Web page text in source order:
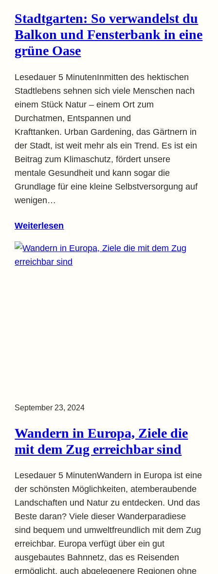
Stadtgarten: So verwandelst du
Balkon und Fensterbank in eine
grüne Oase
Lesedauer 5 MinutenInmitten des hektischen
Stadtlebens sehnen sich viele Menschen nach
einem Stück Natur – einem Ort zum
Durchatmen, Entspannen und
Krafttanken. Urban Gardening, das Gärtnern in
der Stadt, ist weit mehr als ein Trend. Es ist ein
Beitrag zum Klimaschutz, fördert unsere
mentale Gesundheit und kann sogar die
Grundlage für eine kleine Selbstversorgung auf
wenigen…
Weiterlesen
September 23, 2024
Wandern in Europa, Ziele die
mit dem Zug erreichbar sind
Lesedauer 5 MinutenWandern in Europa ist eine
der schönsten Möglichkeiten, atemberaubende
Landschaften und Natur zu entdecken. Und das
Beste daran? Viele dieser Wanderparadiese
sind bequem und umweltfreundlich mit dem Zug
erreichbar. Europa verfügt über ein gut
ausgebautes Bahnnetz, das es Reisenden
ermöglicht, auch abgelegenere Regionen ohne